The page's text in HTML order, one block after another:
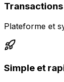
Plateforme et
Simple et